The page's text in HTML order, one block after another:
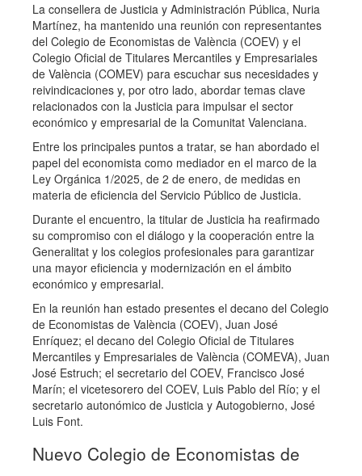
La consellera de Justicia y Administración Pública, Nuria
Martínez, ha mantenido una reunión con representantes
del Colegio de Economistas de València (COEV) y el
Colegio Oficial de Titulares Mercantiles y Empresariales
de València (COMEV) para escuchar sus necesidades y
reivindicaciones y, por otro lado, abordar temas clave
relacionados con la Justicia para impulsar el sector
económico y empresarial de la Comunitat Valenciana.
Entre los principales puntos a tratar, se han abordado el
papel del economista como mediador en el marco de la
Ley Orgánica 1/2025, de 2 de enero, de medidas en
materia de eficiencia del Servicio Público de Justicia.
Durante el encuentro, la titular de Justicia ha reafirmado
su compromiso con el diálogo y la cooperación entre la
Generalitat y los colegios profesionales para garantizar
una mayor eficiencia y modernización en el ámbito
económico y empresarial.
En la reunión han estado presentes el decano del Colegio
de Economistas de València (COEV), Juan José
Enríquez; el decano del Colegio Oficial de Titulares
Mercantiles y Empresariales de València (COMEVA), Juan
José Estruch; el secretario del COEV, Francisco José
Marín; el vicetesorero del COEV, Luis Pablo del Río; y el
secretario autonómico de Justicia y Autogobierno, José
Luis Font.
Nuevo Colegio de Economistas de